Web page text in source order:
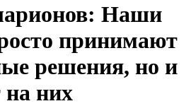
Наши
принимают
решения, но и
на них